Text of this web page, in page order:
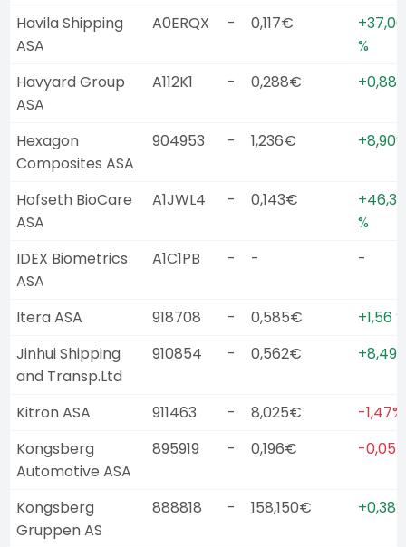
Havila Shipping
ASA
A0ERQX - 0,117€
+37,00
%
Havyard Group
ASA
A112K1 - 0,288€ +0,88
Hexagon
Composites ASA
904953 - 1,236€ +8,90%
Hofseth BioCare
ASA
A1JWL4 - 0,143€
+46,30
%
IDEX Biometrics
ASA
A1C1PB - - -
Itera ASA 918708 - 0,585€
+1,56 %
Jinhui Shipping
and Transp.Ltd
910854 - 0,562€
Kitron ASA 911463 - 8,025€
-1,47%
Kongsberg
Automotive ASA
895919 - 0,196€ -0,05
Kongsberg
Gruppen AS
888818 - 158,150€ +0,38%